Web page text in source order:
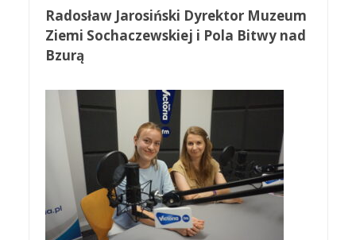
Radosław Jarosiński Dyrektor Muzeum
Ziemi Sochaczewskiej i Pola Bitwy nad
Bzurą